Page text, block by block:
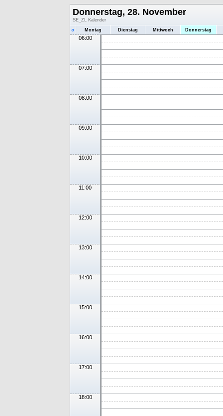
Donnerstag, 28. November
SE_ZL Kalender
« Montag Dienstag Mittwoch Donnerstag
06:00
07:00
08:00
09:00
10:00
11:00
12:00
13:00
14:00
15:00
16:00
17:00
18:00